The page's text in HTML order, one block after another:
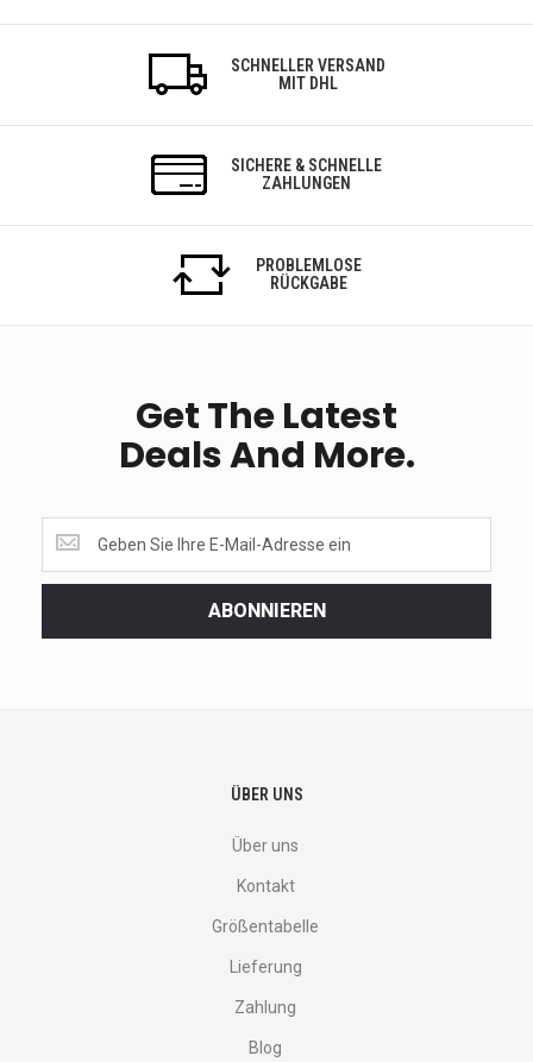
SCHNELLER VERSAND
MIT DHL
SICHERE & SCHNELLE
ZAHLUNGEN
PROBLEMLOSE
RÜCKGABE
Get The Latest
Deals And More.
the
latest
ABONNIEREN
ÜBER UNS
Über uns
Kontakt
Größentabelle
Lieferung
Zahlung
Blog